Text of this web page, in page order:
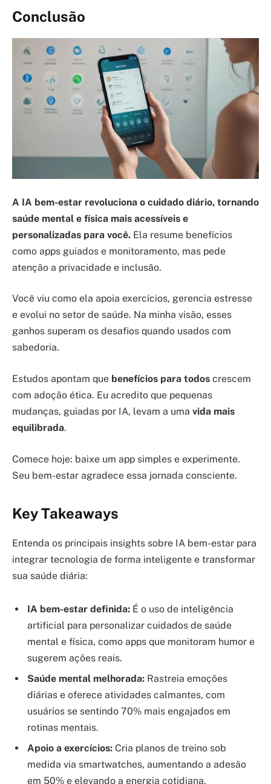
Conclusão
A IA bem-estar revoluciona o cuidado diário, tornando
saúde mental e física mais acessíveis e
personalizadas para você. Ela resume benefícios
como apps guiados e monitoramento, mas pede
atenção a privacidade e inclusão.
Você viu como ela apoia exercícios, gerencia estresse
e evolui no setor de saúde. Na minha visão, esses
ganhos superam os desafios quando usados com
sabedoria.
Estudos apontam que benefícios para todos crescem
com adoção ética. Eu acredito que pequenas
mudanças, guiadas por IA, levam a uma vida mais
equilibrada.
Comece hoje: baixe um app simples e experimente.
Seu bem-estar agradece essa jornada consciente.
Key Takeaways
Entenda os principais insights sobre IA bem-estar para
integrar tecnologia de forma inteligente e transformar
sua saúde diária:
IA bem-estar definida: É o uso de inteligência
artificial para personalizar cuidados de saúde
mental e física, como apps que monitoram humor e
sugerem ações reais.
Saúde mental melhorada: Rastreia emoções
diárias e oferece atividades calmantes, com
usuários se sentindo 70% mais engajados em
rotinas mentais.
Apoio a exercícios: Cria planos de treino sob
medida via smartwatches, aumentando a adesão
em 50% e elevando a energia cotidiana.